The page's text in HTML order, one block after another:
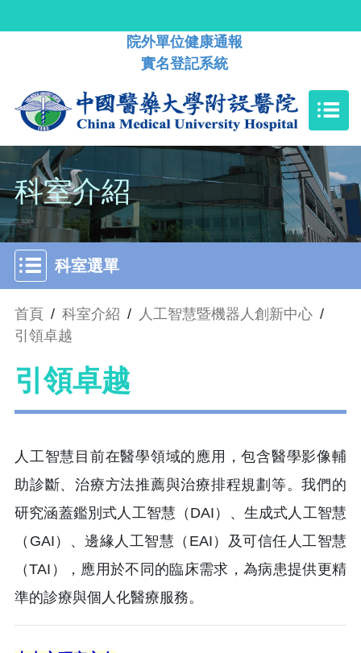
院外單位健康通報
實名登記系統
科室介紹
科室選單
首頁 / 科室介紹 / 人工智慧暨機器人創新中心 /
引領卓越
引領卓越
人工智慧目前在醫學領域的應用，包含醫學影像輔
助診斷、治療方法推薦與治療排程規劃等。我們的
研究涵蓋鑑別式人工智慧（DAI）、生成式人工智慧
（GAI）、邊緣人工智慧（EAI）及可信任人工智慧
（TAI），應用於不同的臨床需求，為病患提供更精
準的診療與個人化醫療服務。